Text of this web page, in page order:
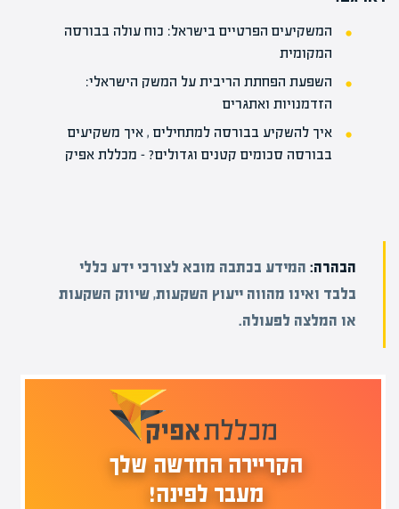
המשקיעים הפרטיים בישראל: כוח עולה בבורסה
המקומית
השפעת הפחתת הריבית על המשק הישראלי:
הזדמנויות ואתגרים
איך להשקיע בבורסה למתחילים , איך משקיעים
בבורסה סכומים קטנים וגדולים? – מכללת אפיק
הבהרה: המידע בכתבה מובא לצורכי ידע כללי
בלבד ואינו מהווה ייעוץ השקעות, שיווק השקעות
או המלצה לפעולה.
הקריירה החדשה שלך
מעבר לפינה!